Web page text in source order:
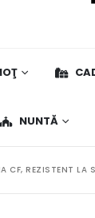
NUNTĂ
CF, REZISTENT LA